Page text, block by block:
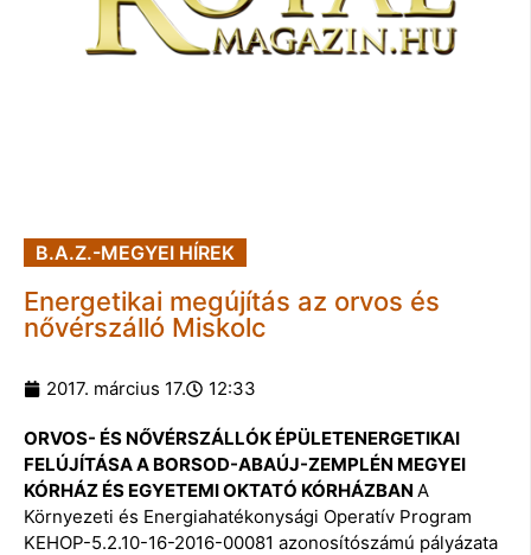
B.A.Z.-MEGYEI HÍREK
Energetikai megújítás az orvos és
nővérszálló Miskolc
2017. március 17. 12:33
ORVOS- ÉS NŐVÉRSZÁLLÓK ÉPÜLETENERGETIKAI
FELÚJÍTÁSA A BORSOD-ABAÚJ-ZEMPLÉN MEGYEI
KÓRHÁZ ÉS EGYETEMI OKTATÓ KÓRHÁZBAN A
Környezeti és Energiahatékonysági Operatív Program
KEHOP-5.2.10-16-2016-00081 azonosítószámú pályázata